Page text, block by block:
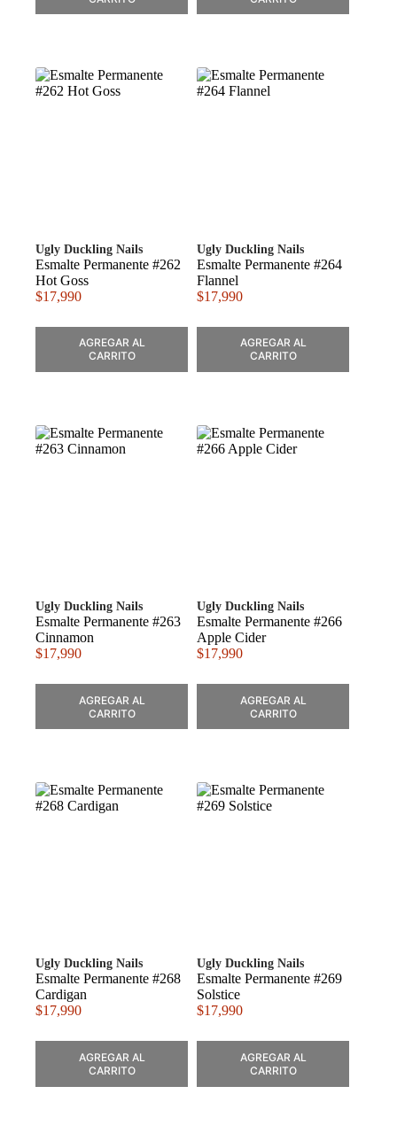
Ugly Duckling Nails
Esmalte Permanente #262
Hot Goss
$17,990
AGREGAR AL
CARRITO
Ugly Duckling Nails
Esmalte Permanente #264
Flannel
$17,990
AGREGAR AL
CARRITO
Ugly Duckling Nails
Esmalte Permanente #263
Cinnamon
$17,990
AGREGAR AL
CARRITO
Ugly Duckling Nails
Esmalte Permanente #266
Apple Cider
$17,990
AGREGAR AL
CARRITO
Ugly Duckling Nails
Esmalte Permanente #268
Cardigan
$17,990
AGREGAR AL
CARRITO
Ugly Duckling Nails
Esmalte Permanente #269
Solstice
$17,990
AGREGAR AL
CARRITO